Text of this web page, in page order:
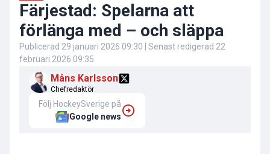
Färjestad: Spelarna att
förlänga med – och släppa
Publicerad 29 januari 2026 09:30 | Senast redigerad 22
februari 2026 09:35
Måns Karlsson
Chefredaktör
Följ HockeySverige på
Google news